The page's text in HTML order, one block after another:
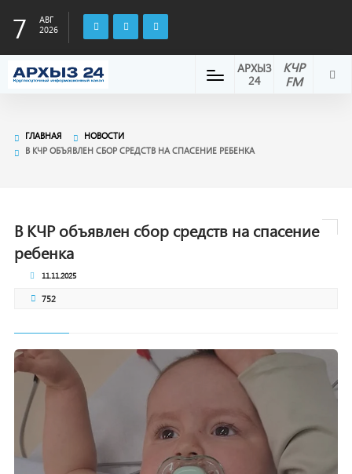
7
АВГ
2026
КЧР
FM
АРХЫЗ
24
ГЛАВНАЯ
НОВОСТИ
В КЧР ОБЪЯВЛЕН СБОР СРЕДСТВ НА СПАСЕНИЕ РЕБЕНКА
В КЧР объявлен сбор средств на спасение
ребенка
11.11.2025
752